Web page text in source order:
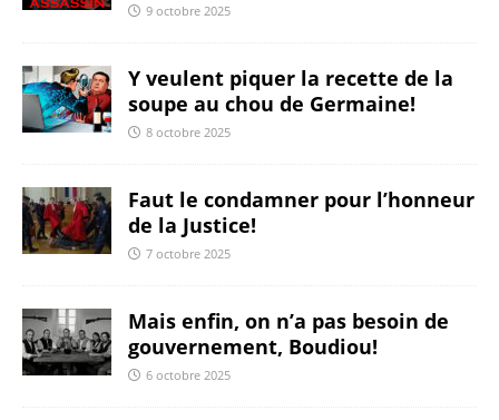
9 octobre 2025
Y veulent piquer la recette de la
soupe au chou de Germaine!
8 octobre 2025
Faut le condamner pour l’honneur
de la Justice!
7 octobre 2025
Mais enfin, on n’a pas besoin de
gouvernement, Boudiou!
6 octobre 2025